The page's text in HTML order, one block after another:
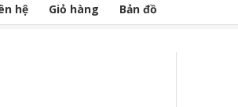
hệ Giỏ hàng Bản đồ